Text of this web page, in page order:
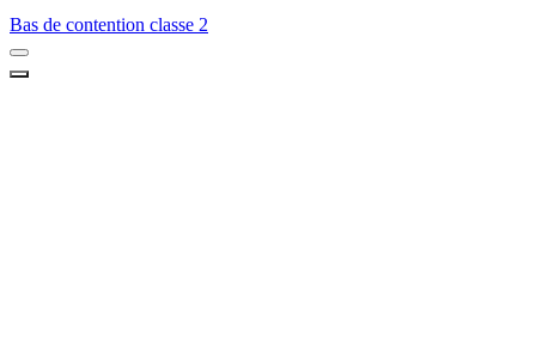
Bas de contention classe 2